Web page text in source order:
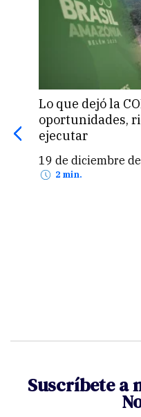
Lo que dejó la
oportunidades,
ejecutar
19 de diciembre
2 min.
Suscríbete a